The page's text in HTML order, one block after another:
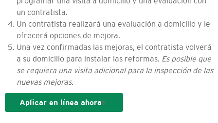
un contratista.
Un contratista realizará una evaluación a domicilio y le
ofrecerá opciones de mejora.
Una vez confirmadas las mejoras, el contratista volverá
a su domicilio para instalar las reformas. Es posible que
se requiera una visita adicional para la inspección de las
nuevas mejoras.
Aplicar en línea ahora